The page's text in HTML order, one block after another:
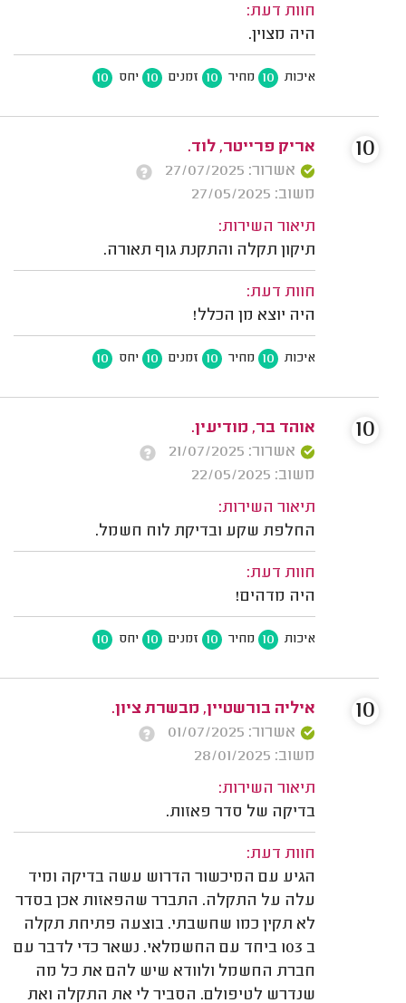
חוות דעת:
היה מצוין.
איכות 10 מחיר 10 זמנים 10 יחס 10
אריק פרייטר, לוד.
אשרור: 27/07/2025
משוב: 27/05/2025
תיאור השירות:
תיקון תקלה והתקנת גוף תאורה.
חוות דעת:
היה יוצא מן הכלל!
איכות 10 מחיר 10 זמנים 10 יחס 10
10
אוהד בר, מודיעין.
אשרור: 21/07/2025
משוב: 22/05/2025
תיאור השירות:
החלפת שקע ובדיקת לוח חשמל.
חוות דעת:
היה מדהים!
איכות 10 מחיר 10 זמנים 10 יחס 10
10
איליה בורשטיין, מבשרת ציון.
אשרור: 01/07/2025
משוב: 28/01/2025
תיאור השירות:
בדיקה של סדר פאזות.
חוות דעת:
הגיע עם המיכשור הדרוש עשה בדיקה ומיד
עלה על התקלה. התברר שהפאזות אכן בסדר
לא תקין כמו שחשבתי. בוצעה פתיחת תקלה
ב 103 ביחד עם החשמלאי. נשאר כדי לדבר עם
חברת החשמל ולוודא שיש להם את כל מה
שנדרש לטיפולם. הסביר לי את התקלה ואת
10